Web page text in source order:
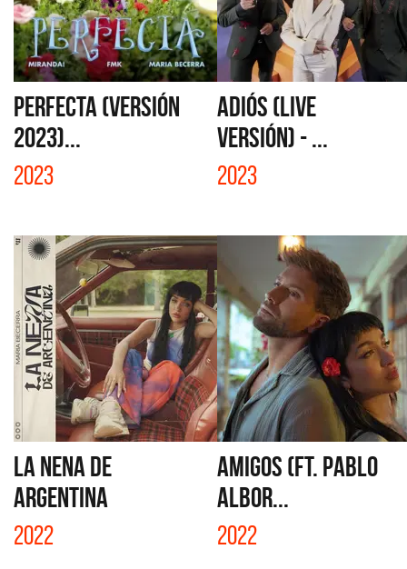
PERFECTA (VERSIÓN
2023)...
2023
ADIÓS (LIVE
VERSIÓN) - ...
2023
LA NENA DE
ARGENTINA
2022
AMIGOS (FT. PABLO
ALBOR...
2022